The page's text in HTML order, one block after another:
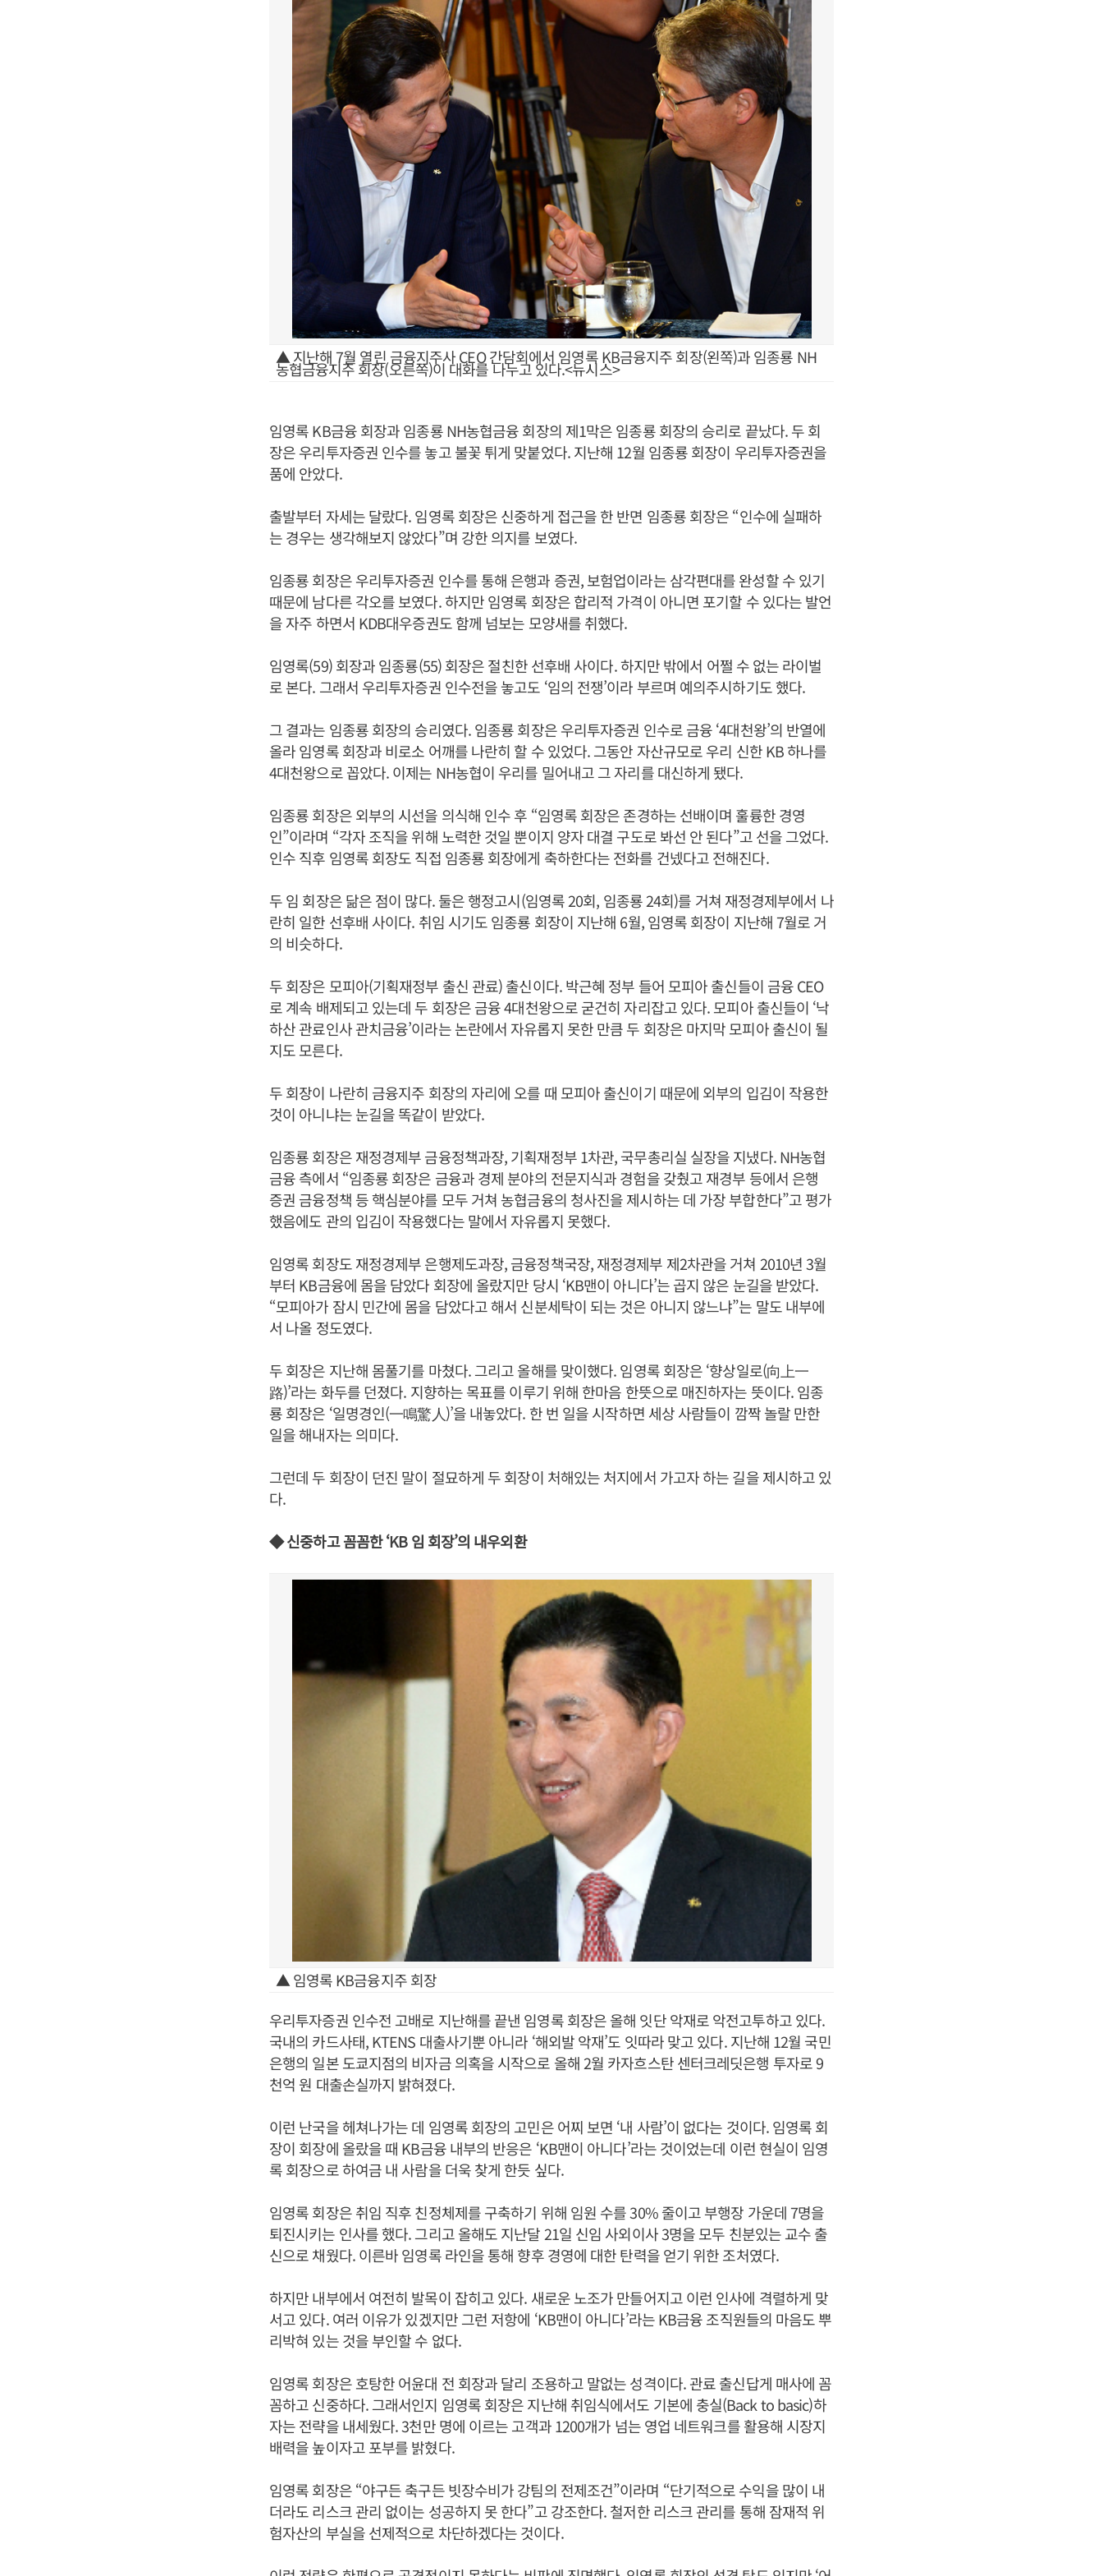
▲ 지난해 7월 열린 금융지주사 CEO 간담회에서 임영록 KB금융지주 회장(왼쪽)과 임종룡 NH
농협금융지주 회장(오른쪽)이 대화를 나누고 있다.<뉴시스>
임영록 KB금융 회장과 임종룡 NH농협금융 회장의 제1막은 임종룡 회장의 승리로 끝났다. 두 회
장은 우리투자증권 인수를 놓고 불꽃 튀게 맞붙었다. 지난해 12월 임종룡 회장이 우리투자증권을
품에 안았다.
출발부터 자세는 달랐다. 임영록 회장은 신중하게 접근을 한 반면 임종룡 회장은 “인수에 실패하
는 경우는 생각해보지 않았다”며 강한 의지를 보였다.
임종룡 회장은 우리투자증권 인수를 통해 은행과 증권, 보험업이라는 삼각편대를 완성할 수 있기
때문에 남다른 각오를 보였다. 하지만 임영록 회장은 합리적 가격이 아니면 포기할 수 있다는 발언
을 자주 하면서 KDB대우증권도 함께 넘보는 모양새를 취했다.
임영록(59) 회장과 임종룡(55) 회장은 절친한 선후배 사이다. 하지만 밖에서 어쩔 수 없는 라이벌
로 본다. 그래서 우리투자증권 인수전을 놓고도 ‘임의 전쟁’이라 부르며 예의주시하기도 했다.
그 결과는 임종룡 회장의 승리였다. 임종룡 회장은 우리투자증권 인수로 금융 ‘4대천왕’의 반열에
올라 임영록 회장과 비로소 어깨를 나란히 할 수 있었다. 그동안 자산규모로 우리 신한 KB 하나를
4대천왕으로 꼽았다. 이제는 NH농협이 우리를 밀어내고 그 자리를 대신하게 됐다.
임종룡 회장은 외부의 시선을 의식해 인수 후 “임영록 회장은 존경하는 선배이며 훌륭한 경영
인”이라며 “각자 조직을 위해 노력한 것일 뿐이지 양자 대결 구도로 봐선 안 된다”고 선을 그었다.
인수 직후 임영록 회장도 직접 임종룡 회장에게 축하한다는 전화를 건넸다고 전해진다.
두 임 회장은 닮은 점이 많다. 둘은 행정고시(임영록 20회, 임종룡 24회)를 거쳐 재정경제부에서 나
란히 일한 선후배 사이다. 취임 시기도 임종룡 회장이 지난해 6월, 임영록 회장이 지난해 7월로 거
의 비슷하다.
두 회장은 모피아(기획재정부 출신 관료) 출신이다. 박근혜 정부 들어 모피아 출신들이 금융 CEO
로 계속 배제되고 있는데 두 회장은 금융 4대천왕으로 굳건히 자리잡고 있다. 모피아 출신들이 ‘낙
하산 관료인사 관치금융’이라는 논란에서 자유롭지 못한 만큼 두 회장은 마지막 모피아 출신이 될
지도 모른다.
두 회장이 나란히 금융지주 회장의 자리에 오를 때 모피아 출신이기 때문에 외부의 입김이 작용한
것이 아니냐는 눈길을 똑같이 받았다.
임종룡 회장은 재정경제부 금융정책과장, 기획재정부 1차관, 국무총리실 실장을 지냈다. NH농협
금융 측에서 “임종룡 회장은 금융과 경제 분야의 전문지식과 경험을 갖췄고 재경부 등에서 은행
증권 금융정책 등 핵심분야를 모두 거쳐 농협금융의 청사진을 제시하는 데 가장 부합한다”고 평가
했음에도 관의 입김이 작용했다는 말에서 자유롭지 못했다.
임영록 회장도 재정경제부 은행제도과장, 금융정책국장, 재정경제부 제2차관을 거쳐 2010년 3월
부터 KB금융에 몸을 담았다 회장에 올랐지만 당시 ‘KB맨이 아니다’는 곱지 않은 눈길을 받았다.
“모피아가 잠시 민간에 몸을 담았다고 해서 신분세탁이 되는 것은 아니지 않느냐”는 말도 내부에
서 나올 정도였다.
두 회장은 지난해 몸풀기를 마쳤다. 그리고 올해를 맞이했다. 임영록 회장은 ‘향상일로(向上一
路)’라는 화두를 던졌다. 지향하는 목표를 이루기 위해 한마음 한뜻으로 매진하자는 뜻이다. 임종
룡 회장은 ‘일명경인(一鳴驚人)’을 내놓았다. 한 번 일을 시작하면 세상 사람들이 깜짝 놀랄 만한
일을 해내자는 의미다.
그런데 두 회장이 던진 말이 절묘하게 두 회장이 처해있는 처지에서 가고자 하는 길을 제시하고 있
다.
◆ 신중하고 꼼꼼한 ‘KB 임 회장’의 내우외환
▲ 임영록 KB금융지주 회장
우리투자증권 인수전 고배로 지난해를 끝낸 임영록 회장은 올해 잇단 악재로 악전고투하고 있다.
국내의 카드사태, KTENS 대출사기뿐 아니라 ‘해외발 악재’도 잇따라 맞고 있다. 지난해 12월 국민
은행의 일본 도쿄지점의 비자금 의혹을 시작으로 올해 2월 카자흐스탄 센터크레딧은행 투자로 9
천억 원 대출손실까지 밝혀졌다.
이런 난국을 헤쳐나가는 데 임영록 회장의 고민은 어찌 보면 ‘내 사람’이 없다는 것이다. 임영록 회
장이 회장에 올랐을 때 KB금융 내부의 반응은 ‘KB맨이 아니다’라는 것이었는데 이런 현실이 임영
록 회장으로 하여금 내 사람을 더욱 찾게 한듯 싶다.
임영록 회장은 취임 직후 친정체제를 구축하기 위해 임원 수를 30% 줄이고 부행장 가운데 7명을
퇴진시키는 인사를 했다. 그리고 올해도 지난달 21일 신임 사외이사 3명을 모두 친분있는 교수 출
신으로 채웠다. 이른바 임영록 라인을 통해 향후 경영에 대한 탄력을 얻기 위한 조처였다.
하지만 내부에서 여전히 발목이 잡히고 있다. 새로운 노조가 만들어지고 이런 인사에 격렬하게 맞
서고 있다. 여러 이유가 있겠지만 그런 저항에 ‘KB맨이 아니다’라는 KB금융 조직원들의 마음도 뿌
리박혀 있는 것을 부인할 수 없다.
임영록 회장은 호탕한 어윤대 전 회장과 달리 조용하고 말없는 성격이다. 관료 출신답게 매사에 꼼
꼼하고 신중하다. 그래서인지 임영록 회장은 지난해 취임식에서도 기본에 충실(Back to basic)하
자는 전략을 내세웠다. 3천만 명에 이르는 고객과 1200개가 넘는 영업 네트워크를 활용해 시장지
배력을 높이자고 포부를 밝혔다.
임영록 회장은 “야구든 축구든 빗장수비가 강팀의 전제조건”이라며 “단기적으로 수익을 많이 내
더라도 리스크 관리 없이는 성공하지 못 한다”고 강조한다. 철저한 리스크 관리를 통해 잠재적 위
험자산의 부실을 선제적으로 차단하겠다는 것이다.